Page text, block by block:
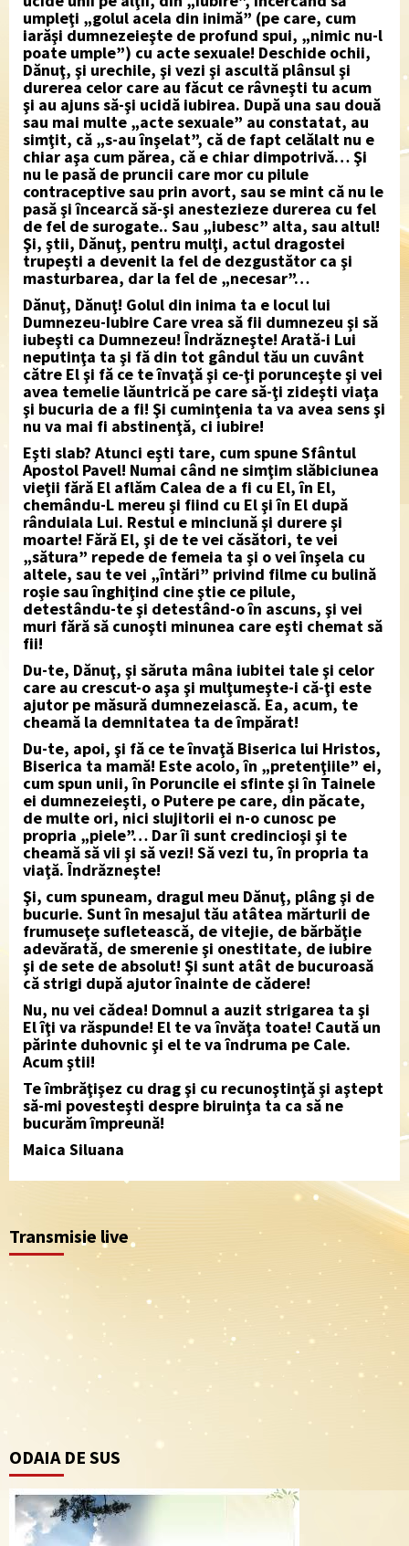
umpleţi „golul acela din inimă” (pe care, cum
iarăşi dumnezeieşte de profund spui, „nimic nu-l
poate umple”) cu acte sexuale! Deschide ochii,
Dănuţ, şi urechile, şi vezi şi ascultă plânsul şi
durerea celor care au făcut ce râvneşti tu acum
şi au ajuns să-şi ucidă iubirea. După una sau două
sau mai multe „acte sexuale” au constatat, au
simţit, că „s-au înşelat”, că de fapt celălalt nu e
chiar aşa cum părea, că e chiar dimpotrivă… Şi
nu le pasă de pruncii care mor cu pilule
contraceptive sau prin avort, sau se mint că nu le
pasă şi încearcă să-şi anestezieze durerea cu fel
de fel de surogate.. Sau „iubesc” alta, sau altul!
Şi, ştii, Dănuţ, pentru mulţi, actul dragostei
trupeşti a devenit la fel de dezgustător ca şi
masturbarea, dar la fel de „necesar”…
Dănuţ, Dănuţ! Golul din inima ta e locul lui
Dumnezeu-Iubire Care vrea să fii dumnezeu şi să
iubeşti ca Dumnezeu! Îndrăzneşte! Arată-i Lui
neputinţa ta şi fă din tot gândul tău un cuvânt
către El şi fă ce te învaţă şi ce-ţi porunceşte şi vei
avea temelie lăuntrică pe care să-ţi zideşti viaţa
şi bucuria de a fi! Şi cuminţenia ta va avea sens şi
nu va mai fi abstinenţă, ci iubire!
Eşti slab? Atunci eşti tare, cum spune Sfântul
Apostol Pavel! Numai când ne simţim slăbiciunea
vieţii fără El aflăm Calea de a fi cu El, în El,
chemându-L mereu şi fiind cu El şi în El după
rânduiala Lui. Restul e minciună şi durere şi
moarte! Fără El, şi de te vei căsători, te vei
„sătura” repede de femeia ta şi o vei înşela cu
altele, sau te vei „întări” privind filme cu bulină
roşie sau înghiţind cine ştie ce pilule,
detestându-te şi detestând-o în ascuns, şi vei
muri fără să cunoşti minunea care eşti chemat să
fii!
Du-te, Dănuţ, şi săruta mâna iubitei tale şi celor
care au crescut-o aşa şi mulţumeşte-i că-ţi este
ajutor pe măsură dumnezeiască. Ea, acum, te
cheamă la demnitatea ta de împărat!
Du-te, apoi, şi fă ce te învaţă Biserica lui Hristos,
Biserica ta mamă! Este acolo, în „pretenţiile” ei,
cum spun unii, în Poruncile ei sfinte şi în Tainele
ei dumnezeieşti, o Putere pe care, din păcate,
de multe ori, nici slujitorii ei n-o cunosc pe
propria „piele”… Dar îi sunt credincioşi şi te
cheamă să vii şi să vezi! Să vezi tu, în propria ta
viaţă. Îndrăzneşte!
Şi, cum spuneam, dragul meu Dănuţ, plâng şi de
bucurie. Sunt în mesajul tău atâtea mărturii de
frumuseţe sufletească, de vitejie, de bărbăţie
adevărată, de smerenie şi onestitate, de iubire
şi de sete de absolut! Şi sunt atât de bucuroasă
că strigi după ajutor înainte de cădere!
Nu, nu vei cădea! Domnul a auzit strigarea ta şi
El îţi va răspunde! El te va învăţa toate! Caută un
părinte duhovnic şi el te va îndruma pe Cale.
Acum ştii!
Te îmbrăţişez cu drag şi cu recunoştinţă şi aştept
să-mi povesteşti despre biruinţa ta ca să ne
bucurăm împreună!
Maica Siluana
Transmisie live
ODAIA DE SUS